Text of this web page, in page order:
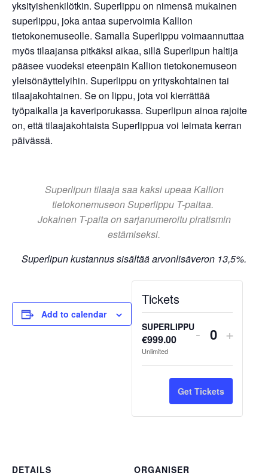
yksityishenkilötkin. Superlippu on nimensä mukainen
superlippu, joka antaa supervoimia Kallion
tietokonemuseolle. Samalla Superlippu voimaannuttaa
myös tilaajansa pitkäksi aikaa, sillä Superlipun haltija
pääsee vuodeksi eteenpäin Kallion tietokonemuseon
yleisönäyttelyihin. Superlippu on yrityskohtainen tai
tilaajakohtainen. Se on lippu, jota voi kierrättää
työpaikalla ja kaveriporukassa. Superlipun ainoa rajoite
on, että tilaajakohtaista Superlippua voi leimata kerran
päivässä.
Superlipun tilaaja saa kaksi upeaa Kallion
tietokonemuseon Superlippu T-paitaa.
Jokainen T-paita on sarjanumeroitu piratismin
estämiseksi.
Superlipun kustannus sisältää arvonlisäveron 13,5%.
Add to calendar
DETAILS
ORGANISER
Tickets
SUPERLIPPU
€999.00
Unlimited
Decrease
quantity
for
-
Q
a
n
t
+
Get Tickets